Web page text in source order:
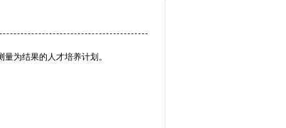
为结果的人才培养计划。